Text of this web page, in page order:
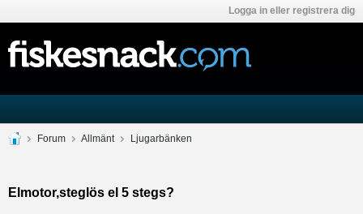
Logga in eller registrera dig
Forum Allmänt Ljugarbänken
Elmotor,steglös el 5 stegs?